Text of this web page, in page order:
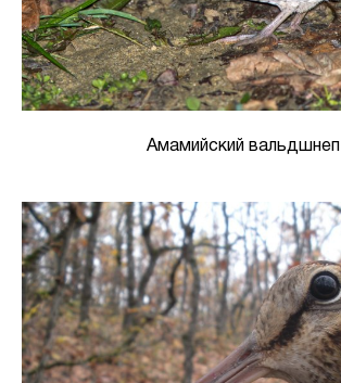
Амамийский вальдшнеп